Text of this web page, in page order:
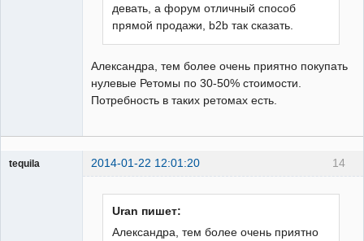
девать, а форум отличный способ
прямой продажи, b2b так сказать.
Александра, тем более очень приятно покупать
нулевые Ретомы по 30-50% стоимости.
Потребность в таких ретомах есть.
14
tequila 2014-01-22 12:01:20
Uran пишет:
Александра, тем более очень приятно